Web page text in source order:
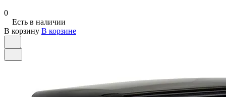
0
Есть в наличии
В корзину В корзине